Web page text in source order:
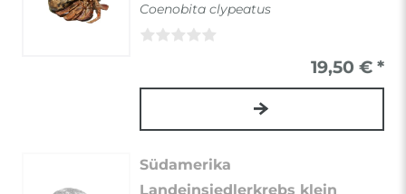
Coenobita clypeatus
19,50 € *
Südamerika
Landeinsiedlerkrebs klein